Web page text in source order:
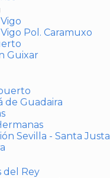
Pol. Caramuxo
Guixar
de Guadaira
Sevilla - Santa Justa
del Rey